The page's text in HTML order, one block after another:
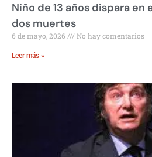
Niño de 13 años dispara en
dos muertes
6 de mayo, 2026 No hay comentarios
Leer más »